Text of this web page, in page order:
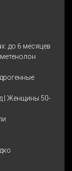
до 6 месяцев
| Женщины 50-